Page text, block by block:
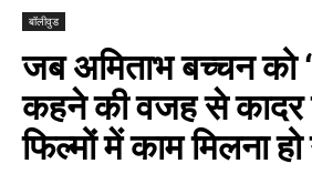
बॉलीवुड
जब अमिताभ बच्चन को
कहने की वजह से कादर
फिल्मों में काम मिलना